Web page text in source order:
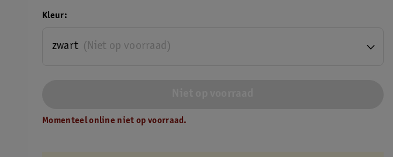
Kleur
(Niet op voorraad)
zwart
Momenteel online niet op voorraad.